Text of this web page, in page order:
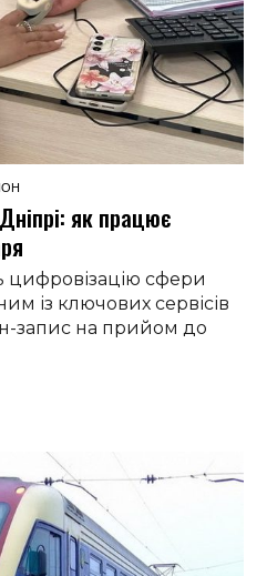
як працює
цифровізацію сфери
із ключових сервісів
запис на прийом до